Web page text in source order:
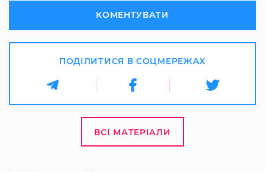
КОМЕНТУВАТИ
ПОДІЛИТИСЯ В СОЦМЕРЕЖАХ
ВСІ МАТЕРІАЛИ